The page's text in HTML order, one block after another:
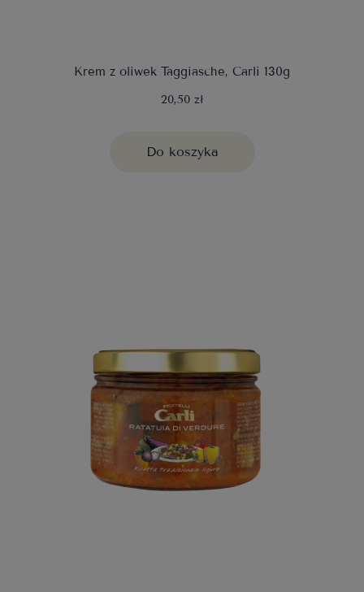
Krem z oliwek Taggiasche, Carli 130g
20,50 zł
Do koszyka